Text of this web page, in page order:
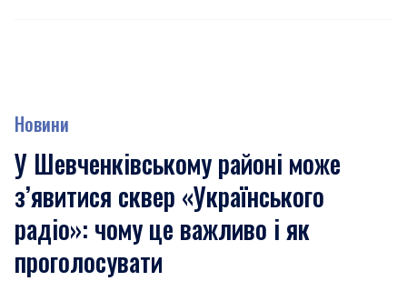
Новини
У Шевченківському районі може
з’явитися сквер «Українського
радіо»: чому це важливо і як
проголосувати